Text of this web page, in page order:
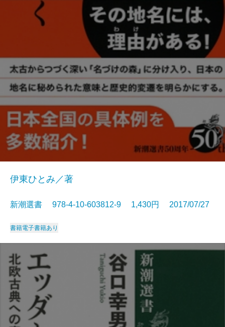
伊東ひとみ／著
新潮選書 978-4-10-603812-9 1,430円 2017/07/27
書籍電子書籍あり